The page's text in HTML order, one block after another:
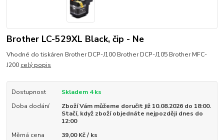
Brother LC-529XL Black, čip - Ne
Vhodné do tiskáren Brother DCP-J100 Brother DCP-J105 Brother MFC-
J200 celý popis
Dostupnost
Skladem 4 ks
Doba dodání
Zboží Vám můžeme doručit již 10.08.2026 do 18:00.
Stačí, když zboží objednáte nejpozději dnes do
12:00
Měrná cena
39,00 Kč / ks